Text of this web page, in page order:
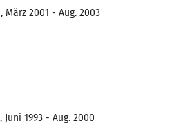
März 2001 - Aug. 2003
1993 - Aug. 2000